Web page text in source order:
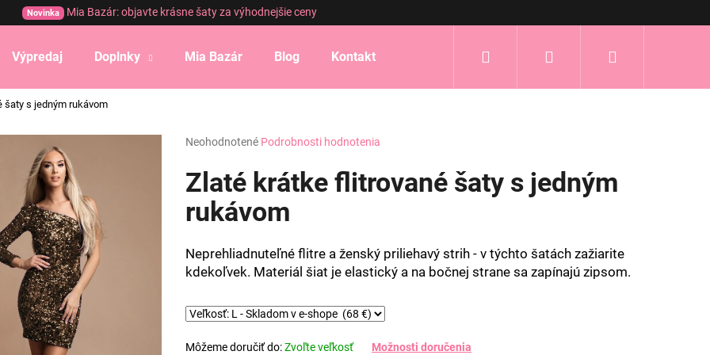
Novinka Mia Bazár: objavte krásne šaty za výhodnejšie ceny
Výpredaj Doplnky Mia Bazár Blog Kontakt Prihlásenie
šaty s jedným rukávom
Priemerné
produktu
je
hviezdičiek.
Neohodnotené Podrobnosti hodnotenia
Zlaté krátke flitrované šaty s jedným
rukávom
Neprehliadnuteľné flitre a ženský priliehavý strih - v týchto šatách zažiarite
kdekoľvek. Materiál šiat je elastický a na bočnej strane sa zapínajú zipsom.
Môžeme doručiť do:Zvoľte veľkosť Možnosti doručenia
Čo potrebujete nájsť?
HĽADAŤ
Odporúčame